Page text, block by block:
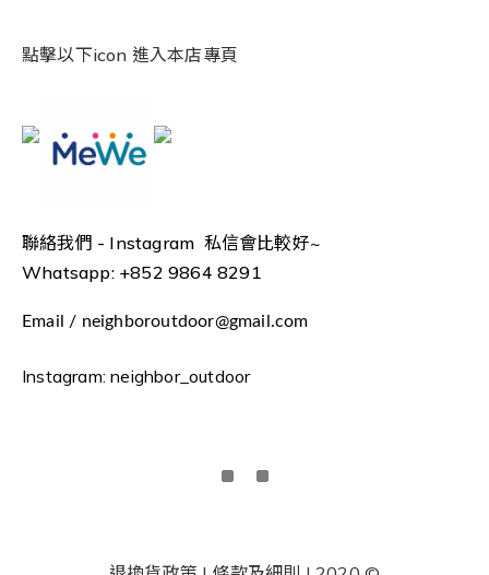
點擊以下icon 進入本店專頁
聯絡我們 - Instagram 私信會比較好~
Whatsapp: +852 9864 8291
Email / neighboroutdoor@gmail.com
Instagram: neighbor_outdoor